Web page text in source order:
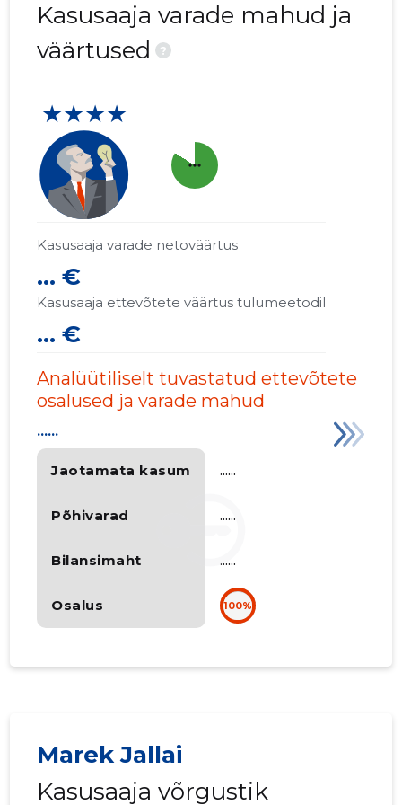
Kasusaaja varade mahud ja
väärtused
?
★★★★
more_horiz
Kasusaaja varade netoväärtus
... €
Kasusaaja ettevõtete väärtus tulumeetodil
... €
Analüütiliselt tuvastatud ettevõtete
osalused ja varade mahud
Jaotamata kasum
Põhivarad
Bilansimaht
Osalus
......
......
......
......
100%
Marek Jallai
Kasusaaja võrgustik